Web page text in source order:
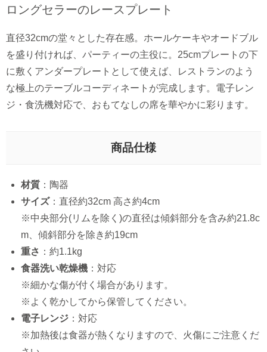
ロングセラーのレースプレート
直径32cmの堂々とした存在感。ホールケーキやオードブル
を盛り付ければ、パーティーの主役に。25cmプレートの下
に敷くアンダープレートとして使えば、レストランのよう
な極上のテーブルコーディネートが完成します。電子レン
ジ・食洗機対応で、おもてなしの席を華やかに彩ります。
商品仕様
材質 ：陶器
サイズ：直径約32cm 高さ約4cm
※中央部分(リムを除く)の直径は傾斜部分を含み約21.8c
m、傾斜部分を除き約19cm
重さ ：約1.1kg
食器洗い乾燥機 ：対応
※細かな傷が付く場合があります。
※よく乾かしてから保管してください。
電子レンジ ：対応
※加熱後は食器が熱くなりますので、火傷にご注意くだ